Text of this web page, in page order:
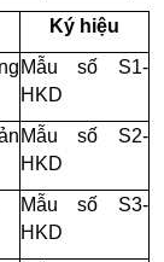
Ký hiệu
Mẫu số S1-
HKD
Mẫu số S2-
HKD
Mẫu số S3-
HKD